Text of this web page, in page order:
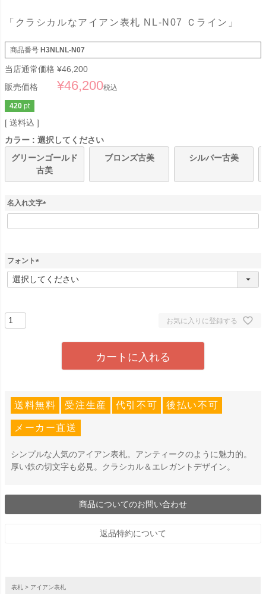
「クラシカルなアイアン表札 NL-N07 Ｃライン」
商品番号 H3NLNL-N07
当店通常価格 ¥46,200
販売価格
¥46,200税込
420 pt
送料込
カラー
選択してください
グリーンゴールド
古美
ブロンズ古美 シルバー古美
名入れ文字
(
フォント
(
必
お気に入りに登録する
カートに入れる
送料無料 受注生産 代引不可 後払い不可
メーカー直送
シンプルな人気のアイアン表札。アンティークのように魅力的。
厚い鉄の切文字も必見。クラシカル＆エレガントデザイン。
商品についてのお問い合わせ
返品特約について
表札 アイアン表札